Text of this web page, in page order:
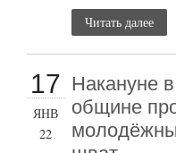
Читать далее
17
ЯНВ
22
Накануне
общине